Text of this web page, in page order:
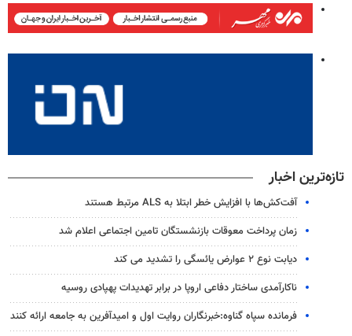
تازه‌ترین اخبار
آفت‌کش‌ها با افزایش خطر ابتلا به ALS مرتبط هستند
زمان پرداخت معوقات بازنشستگان تامین اجتماعی اعلام شد
دیابت نوع ۲ عوارض یائسگی را تشدید می کند
ناکارآمدی ساختار دفاعی اروپا در برابر تهدیدات پهپادی روسیه
فرمانده سپاه گناوه:خبرنگاران روایت اول و امیدآفرین به جامعه ارائه کنند